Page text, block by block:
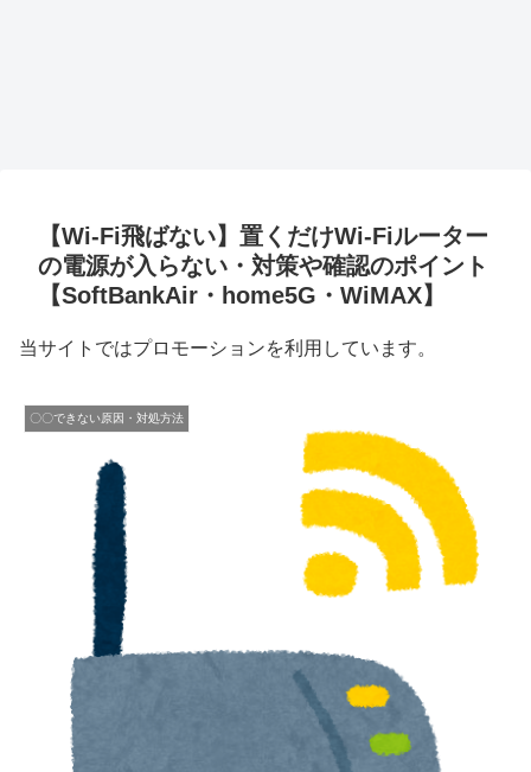
【Wi-Fi飛ばない】置くだけWi-Fiルーター
の電源が入らない・対策や確認のポイント
【SoftBankAir・home5G・WiMAX】
当サイトではプロモーションを利用しています。
〇〇できない原因・対処方法